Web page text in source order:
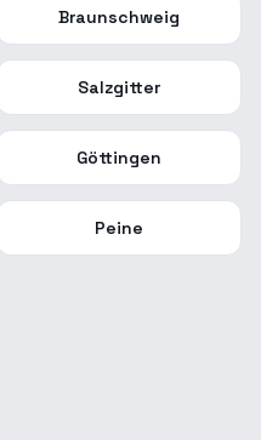
Braunschweig
Salzgitter
Göttingen
Peine